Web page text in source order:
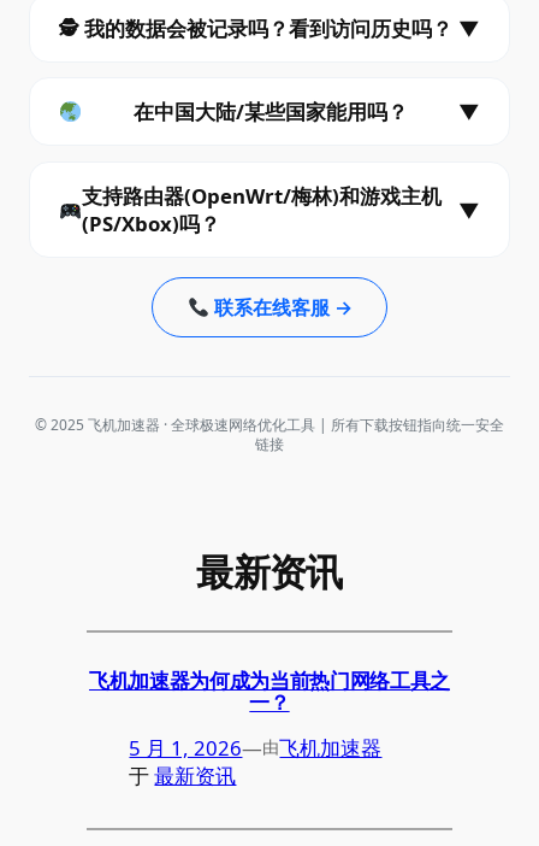
🕵️ 我的数据会被记录吗？看到访问历史吗？ ▼
在中国大陆/某些国家能用吗？ ▼
支持路由器(OpenWrt/梅林)和游戏主机
(PS/Xbox)吗？
▼
联系在线客服 →
© 2025 飞机加速器 · 全球极速网络优化工具 | 所有下载按钮指向统一安全
链接
最新资讯
飞机加速器为何成为当前热门网络工具之
一？
5 月 1, 2026—由飞机加速器
于最新资讯